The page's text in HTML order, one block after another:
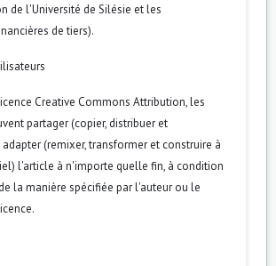
de l'Université de Silésie et les
de tiers).
Creative Commons Attribution, les
partager (copier, distribuer et
(remixer, transformer et construire à
l'article à n'importe quelle fin, à condition
la manière spécifiée par l'auteur ou le